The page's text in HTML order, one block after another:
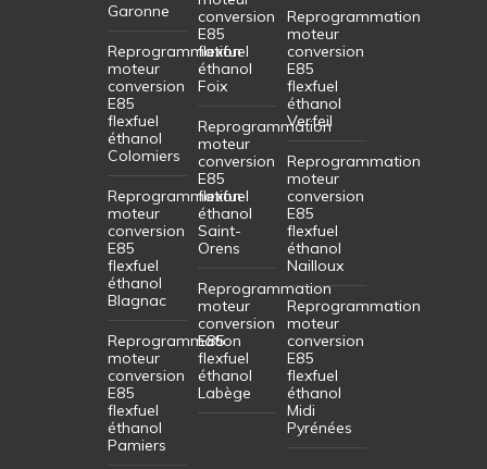
Garonne
Reprogrammation
moteur
conversion
E85
flexfuel
éthanol
Colomiers
Reprogrammation
moteur
conversion
E85
flexfuel
éthanol
Blagnac
Reprogrammation
moteur
conversion
E85
flexfuel
éthanol
Pamiers
conversion
E85
flexfuel
éthanol
Foix
Reprogrammation
moteur
conversion
E85
flexfuel
éthanol
Saint-
Orens
Reprogrammation
moteur
conversion
E85
flexfuel
éthanol
Labège
Reprogrammation
moteur
conversion
E85
flexfuel
éthanol
Verfeil
Reprogrammation
moteur
conversion
E85
flexfuel
éthanol
Nailloux
Reprogrammation
moteur
conversion
E85
flexfuel
éthanol
Midi
Pyrénées